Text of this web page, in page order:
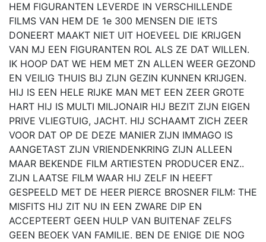
HEM FIGURANTEN LEVERDE IN VERSCHILLENDE
FILMS VAN HEM DE 1e 300 MENSEN DIE IETS
DONEERT MAAKT NIET UIT HOEVEEL DIE KRIJGEN
VAN MJ EEN FIGURANTEN ROL ALS ZE DAT WILLEN.
IK HOOP DAT WE HEM MET ZN ALLEN WEER GEZOND
EN VEILIG THUIS BIJ ZIJN GEZIN KUNNEN KRIJGEN.
HIJ IS EEN HELE RIJKE MAN MET EEN ZEER GROTE
HART HIJ IS MULTI MILJONAIR HIJ BEZIT ZIJN EIGEN
PRIVE VLIEGTUIG, JACHT. HIJ SCHAAMT ZICH ZEER
VOOR DAT OP DE DEZE MANIER ZIJN IMMAGO IS
AANGETAST ZIJN VRIENDENKRING ZIJN ALLEEN
MAAR BEKENDE FILM ARTIESTEN PRODUCER ENZ..
ZIJN LAATSE FILM WAAR HIJ ZELF IN HEEFT
GESPEELD MET DE HEER PIERCE BROSNER FILM: THE
MISFITS HIJ ZIT NU IN EEN ZWARE DIP EN
ACCEPTEERT GEEN HULP VAN BUITENAF ZELFS
GEEN BEOEK VAN FAMILIE. BEN DE ENIGE DIE NOG